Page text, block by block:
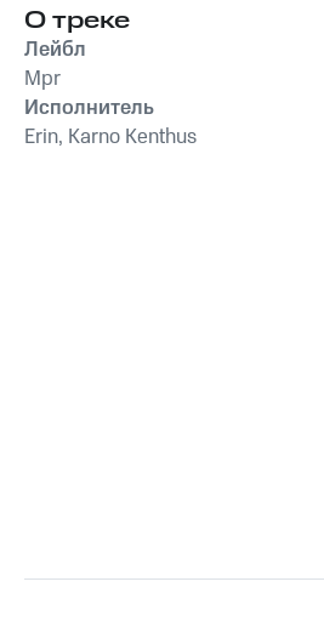
О треке
Лейбл
Mpr
Исполнитель
Erin, Karno Kenthus